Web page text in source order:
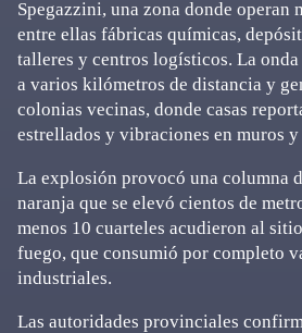
Spegazzini, una zona donde operan
entre ellas fábricas químicas,
talleres y centros logísticos. La onda
a varios kilómetros de distancia y
colonias vecinas, donde casas
estrellados y vibraciones en muros y
La explosión provocó una columna
naranja que se elevó cientos de
menos 10 cuarteles acudieron al
fuego, que consumió por completo
industriales.
Las autoridades provinciales